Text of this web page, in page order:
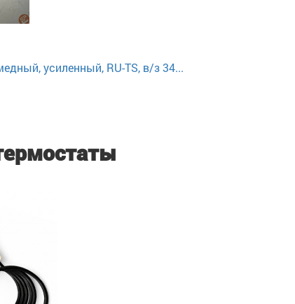
усиленный, RU-TS, в/з 34...